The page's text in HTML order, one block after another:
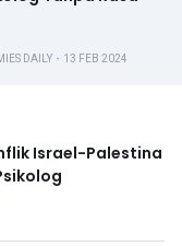
DAILY ・ 13 FEB 2024
Israel-Palestina